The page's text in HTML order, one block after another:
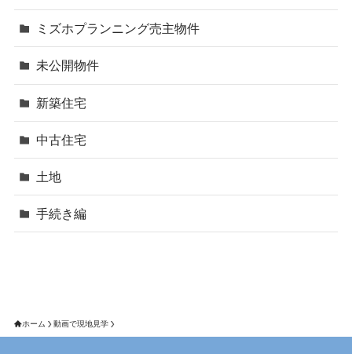
ミズホプランニング売主物件
未公開物件
新築住宅
中古住宅
土地
手続き編
ホーム 動画で現地見学